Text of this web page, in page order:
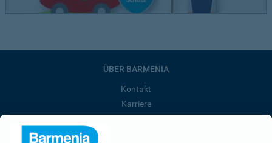
ÜBER BARMENIA
Kontakt
Karriere